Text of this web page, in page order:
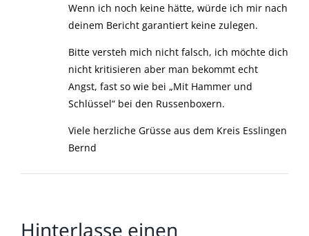
Wenn ich noch keine hätte, würde ich mir nach
deinem Bericht garantiert keine zulegen.
Bitte versteh mich nicht falsch, ich möchte dich
nicht kritisieren aber man bekommt echt
Angst, fast so wie bei „Mit Hammer und
Schlüssel“ bei den Russenboxern.
Viele herzliche Grüsse aus dem Kreis Esslingen
Bernd
Hinterlasse einen